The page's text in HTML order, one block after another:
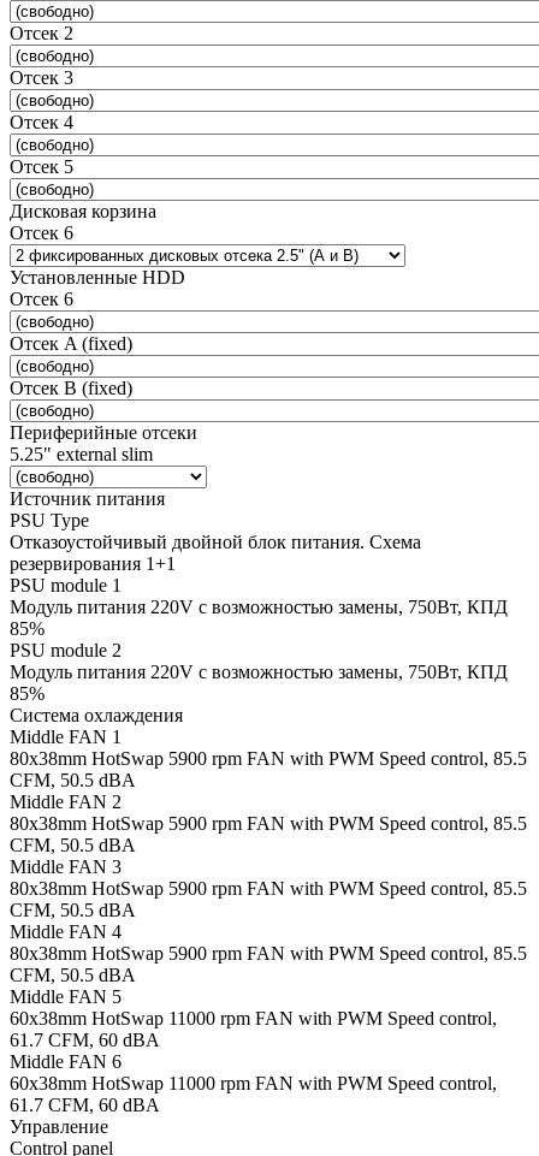
Отсек 2
Отсек 3
Отсек 4
Отсек 5
Дисковая корзина
Отсек 6
Установленные HDD
Отсек 6
Отсек A (fixed)
Отсек B (fixed)
Периферийные отсеки
5.25" external slim
Источник питания
PSU Type
Отказоустойчивый двойной блок питания. Схема
резервирования 1+1
PSU module 1
Модуль питания 220V с возможностью замены, 750Вт, КПД
85%
PSU module 2
Модуль питания 220V с возможностью замены, 750Вт, КПД
85%
Система охлаждения
Middle FAN 1
80х38mm HotSwap 5900 rpm FAN with PWM Speed control, 85.5
CFM, 50.5 dBA
Middle FAN 2
80х38mm HotSwap 5900 rpm FAN with PWM Speed control, 85.5
CFM, 50.5 dBA
Middle FAN 3
80х38mm HotSwap 5900 rpm FAN with PWM Speed control, 85.5
CFM, 50.5 dBA
Middle FAN 4
80х38mm HotSwap 5900 rpm FAN with PWM Speed control, 85.5
CFM, 50.5 dBA
Middle FAN 5
60х38mm HotSwap 11000 rpm FAN with PWM Speed control,
61.7 CFM, 60 dBA
Middle FAN 6
60х38mm HotSwap 11000 rpm FAN with PWM Speed control,
61.7 CFM, 60 dBA
Управление
Control panel